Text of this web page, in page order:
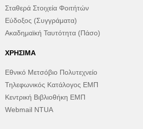
Σταθερά Στοιχεία Φοιτήτών
Εύδοξος (Συγγράματα)
Ακαδημαϊκή Ταυτότητα (Πάσο)
ΧΡΉΣΙΜΑ
Εθνικό Μετσόβιο Πολυτεχνείο
Τηλεφωνικός Κατάλογος ΕΜΠ
Κεντρική Βιβλιοθήκη ΕΜΠ
Webmail NTUA